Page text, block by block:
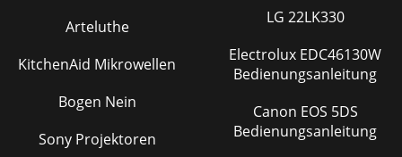
Arteluthe
KitchenAid Mikrowellen
Bogen Nein
Sony Projektoren
LG 22LK330
Electrolux EDC46130W
Bedienungsanleitung
Canon EOS 5DS
Bedienungsanleitung